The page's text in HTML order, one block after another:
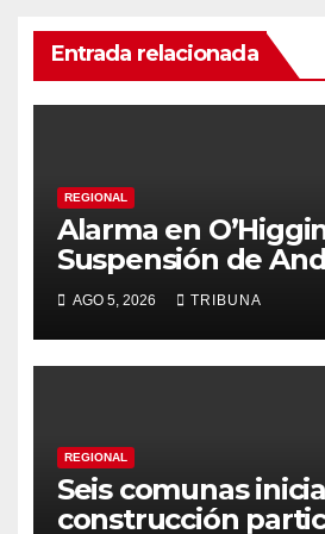
Entrada relacionada
REGIONAL
Alarma en
Suspensión de
golpea con fuerza
y la economía
AGO 5, 2026 TRIBUNA
REGIONAL
Seis comunas
construcción